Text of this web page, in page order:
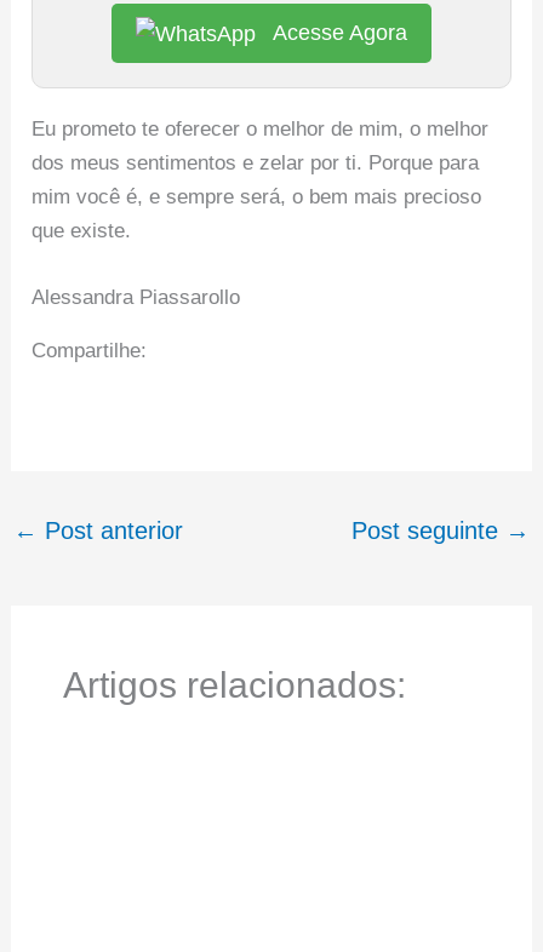
Acesse Agora
Eu prometo te oferecer o melhor de mim, o melhor
dos meus sentimentos e zelar por ti. Porque para
mim você é, e sempre será, o bem mais precioso
que existe.
Alessandra Piassarollo
Compartilhe:
← Post anterior Post seguinte →
Artigos relacionados: